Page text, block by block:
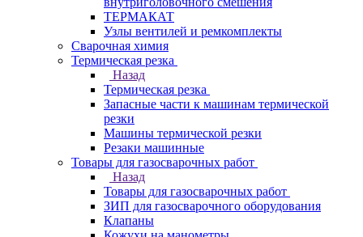
ТЕРМАКАТ
Узлы вентилей и ремкомплекты
Сварочная химия
Термическая резка
Назад
Термическая резка
Запасные части к машинам термической
резки
Машины термической резки
Резаки машинные
Товары для газосварочных работ
Назад
Товары для газосварочных работ
ЗИП для газосварочного оборудования
Клапаны